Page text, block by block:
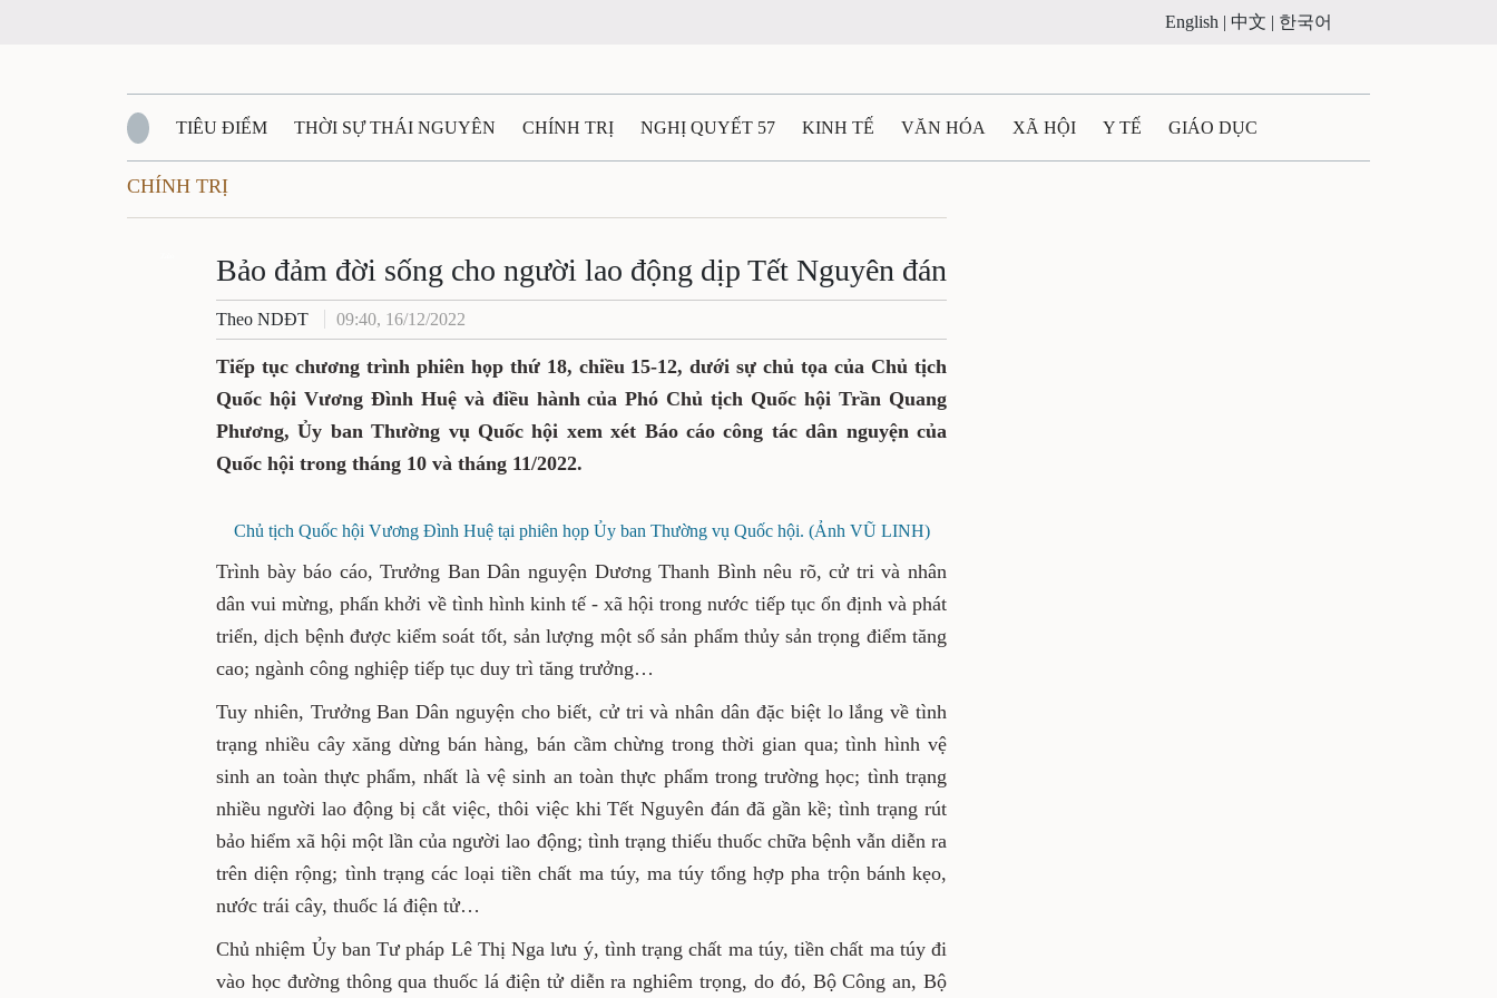
English | 中文 | 한국어
TIÊU ĐIỂM THỜI SỰ THÁI NGUYÊN CHÍNH TRỊ NGHỊ QUYẾT 57 KINH TẾ VĂN HÓA XÃ HỘI Y TẾ GIÁO DỤC
QUỐC PHÒNG - AN NINH
QUÊ HƯƠNG - ĐẤT NƯỚC QUỐC TẾ TÀI NGUYÊN - MÔI TRƯỜNG THỂ THAO THÔNG TIN - QUẢNG CÁO
VĂN BẢN, CHÍNH SÁCH MỚI VĂN NGHỆ THÁI NGUYÊN
CHÍNH TRỊ
Bảo đảm đời sống cho người lao động dịp Tết Nguyên đán
Theo NDĐT 09:40, 16/12/2022
Tiếp tục chương trình phiên họp thứ 18, chiều 15-12, dưới sự chủ tọa của Chủ tịch
Quốc hội Vương Ðình Huệ và điều hành của Phó Chủ tịch Quốc hội Trần Quang
Phương, Ủy ban Thường vụ Quốc hội xem xét Báo cáo công tác dân nguyện của
Quốc hội trong tháng 10 và tháng 11/2022.
Chủ tịch Quốc hội Vương Ðình Huệ tại phiên họp Ủy ban Thường vụ Quốc hội. (Ảnh VŨ LINH)
Trình bày báo cáo, Trưởng Ban Dân nguyện Dương Thanh Bình nêu rõ, cử tri và nhân
dân vui mừng, phấn khởi về tình hình kinh tế - xã hội trong nước tiếp tục ổn định và phát
triển, dịch bệnh được kiểm soát tốt, sản lượng một số sản phẩm thủy sản trọng điểm tăng
cao; ngành công nghiệp tiếp tục duy trì tăng trưởng…
Tuy nhiên, Trưởng Ban Dân nguyện cho biết, cử tri và nhân dân đặc biệt lo lắng về tình
trạng nhiều cây xăng dừng bán hàng, bán cầm chừng trong thời gian qua; tình hình vệ
sinh an toàn thực phẩm, nhất là vệ sinh an toàn thực phẩm trong trường học; tình trạng
nhiều người lao động bị cắt việc, thôi việc khi Tết Nguyên đán đã gần kề; tình trạng rút
bảo hiểm xã hội một lần của người lao động; tình trạng thiếu thuốc chữa bệnh vẫn diễn ra
trên diện rộng; tình trạng các loại tiền chất ma túy, ma túy tổng hợp pha trộn bánh kẹo,
nước trái cây, thuốc lá điện tử…
Chủ nhiệm Ủy ban Tư pháp Lê Thị Nga lưu ý, tình trạng chất ma túy, tiền chất ma túy đi
vào học đường thông qua thuốc lá điện tử diễn ra nghiêm trọng, do đó, Bộ Công an, Bộ